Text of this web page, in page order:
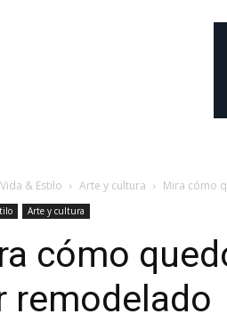
Vida & Estilo Arte y cultura Mira cómo
Arte y cultura
cómo
remodelado